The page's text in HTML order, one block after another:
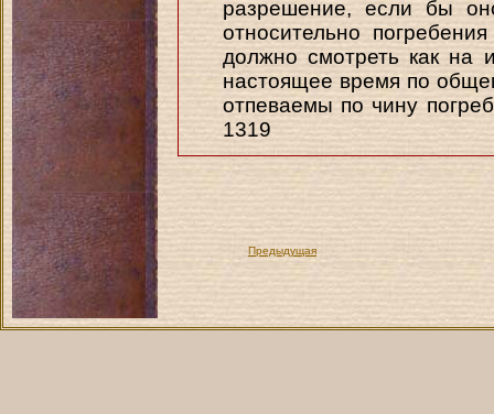
разрешение, если бы
относительно
должно смотреть как на
настоящее время по
отпеваемы по чину
1319
Предыдущая